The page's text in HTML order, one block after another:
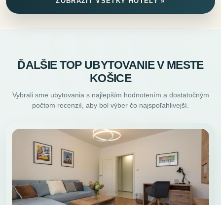
ĎALŠIE TOP UBYTOVANIE V MESTE
KOŠICE
Vybrali sme ubytovania s najlepším hodnotením a dostatočným
počtom recenzií, aby bol výber čo najspoľahlivejší.